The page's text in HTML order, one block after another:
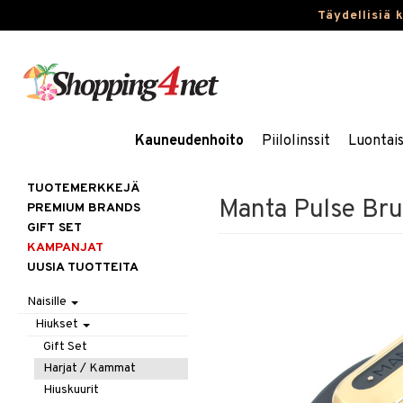
Täydellisiä
Kauneudenhoito Piilolinssit
Manta Pulse
TUOTEMERKKEJÄ
PREMIUM BRANDS
GIFT SET
KAMPANJAT
UUSIA TUOTTEITA
Naisille
Hiukset
Gift Set
Harjat / Kammat
Hiuskuurit